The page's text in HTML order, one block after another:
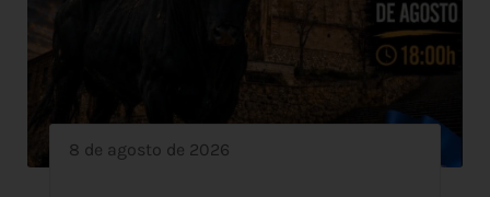
8 de agosto de 2026